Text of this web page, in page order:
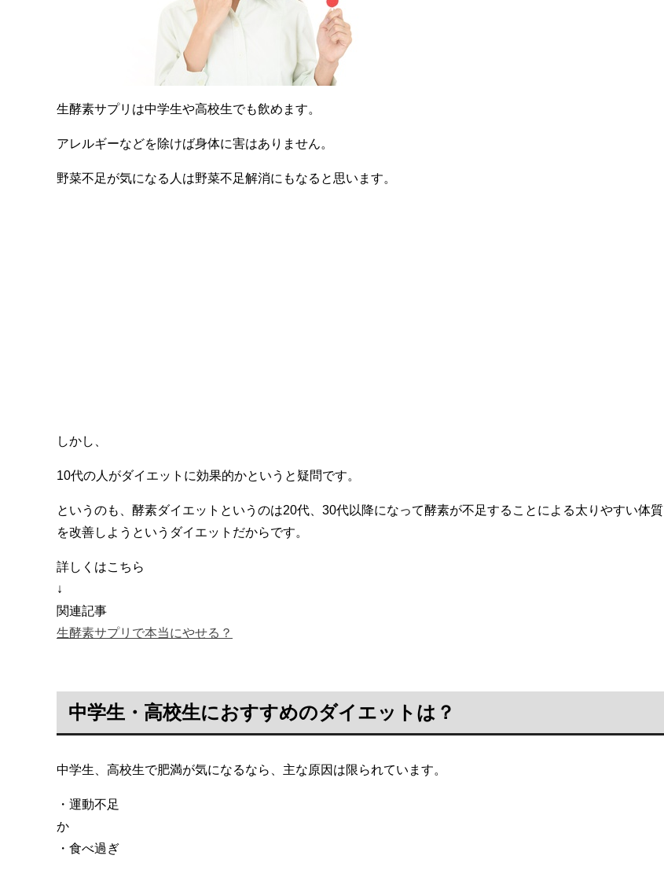
生酵素サプリは中学生や高校生でも飲めます。
アレルギーなどを除けば身体に害はありません。
野菜不足が気になる人は野菜不足解消にもなると思います。
しかし、
10代の人がダイエットに効果的かというと疑問です。
というのも、酵素ダイエットというのは20代、30代以降になって酵素が不足することによる太りやすい体質
を改善しようというダイエットだからです。
詳しくはこちら
↓
関連記事
生酵素サプリで本当にやせる？
中学生・高校生におすすめのダイエットは？
中学生、高校生で肥満が気になるなら、主な原因は限られています。
・運動不足
か
・食べ過ぎ